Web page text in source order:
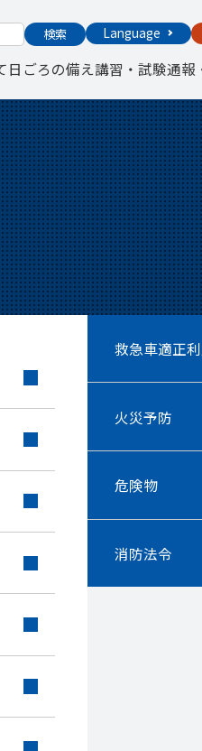
検索 Language
日ごろの備え講習・試験通報
救急車適正
火災予防
危険物
消防法令